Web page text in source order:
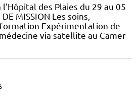
l'Hôpital des Plaies du 29 au 05
MISSION Les soins,
Expérimentation de
via satellite au Camer